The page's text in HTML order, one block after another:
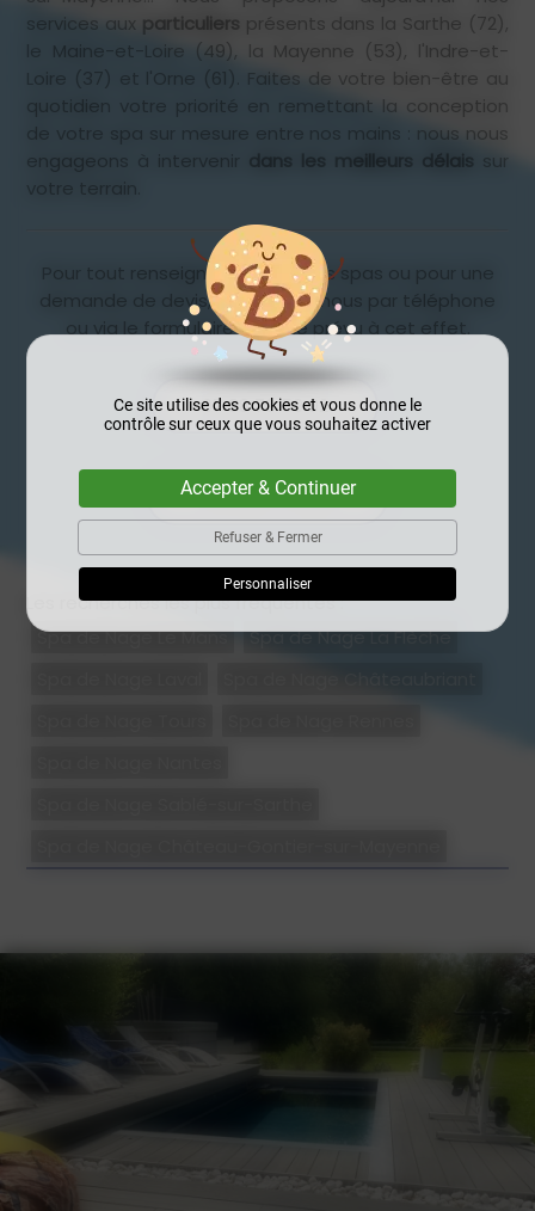
Ce site utilise des cookies et vous donne le
contrôle sur ceux que vous souhaitez activer
Accepter & Continuer
Refuser & Fermer
Personnaliser
services aux particuliers présents dans la Sarthe (72),
le Maine-et-Loire (49), la Mayenne (53), l'Indre-et-
Loire (37) et l'Orne (61). Faites de votre bien-être au
quotidien votre priorité en remettant la conception
de votre spa sur mesure entre nos mains : nous nous
engageons à intervenir dans les meilleurs délais sur
votre terrain.
Pour tout renseignement sur nos spas ou pour une
demande de devis, contactez-nous par téléphone
ou via le formulaire en ligne prévu à cet effet.
07 88 79 59 02
Contact / Devis
Les recherches les plus fréquentes :
Spa de Nage Le Mans
Spa de Nage La Flèche